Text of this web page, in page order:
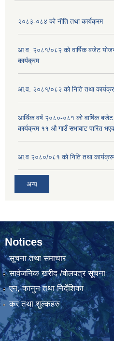
२०८३-०८४ को नीति तथा कार्यक्रम
आ.व. २०८१/०८२ को वार्षिक बजेट
कार्यक्रम
आ.व. २०८१/०८२ को निति तथा
आर्थिक वर्ष २०८०-०८१ को वार्षिक
कार्यक्रम ११ औ गाउँ सभाबाट पारित
आ.व २०८०/०८१ को निति तथा
अन्य
Notices
सूचना तथा समाचार
सार्वजनिक खरीद /बोलपत्र सूचना
एन, कानुन तथा निर्देशिका
कर तथा शुल्कहरु